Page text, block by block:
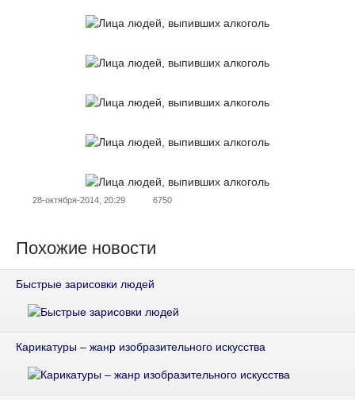
28-октября-2014, 20:29 6750
Похожие новости
Быстрые зарисовки людей
Карикатуры – жанр изобразительного искусства